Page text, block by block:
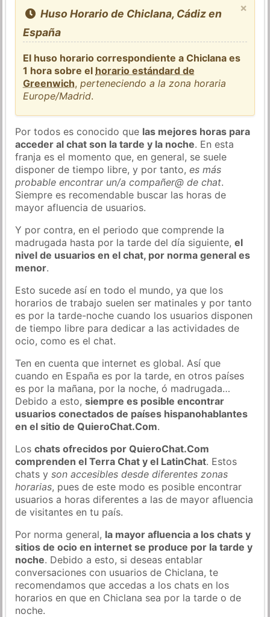
×
Huso Horario de Chiclana, Cádiz en
España
El huso horario correspondiente a Chiclana es
1 hora sobre el horario estándard de
Greenwich,perteneciendo a la zona horaria
Europe/Madrid.
Por todos es conocido que las mejores horas para
acceder al chat son la tarde y la noche. En esta
franja es el momento que, en general, se suele
disponer de tiempo libre, y por tanto,es más
probable encontrar un/a compañer@ de chat.
Siempre es recomendable buscar las horas de
mayor afluencia de usuarios.
Y por contra, en el periodo que comprende la
madrugada hasta por la tarde del día siguiente,el
nivel de usuarios en el chat, por norma general es
menor.
Esto sucede así en todo el mundo, ya que los
horarios de trabajo suelen ser matinales y por tanto
es por la tarde-noche cuando los usuarios disponen
de tiempo libre para dedicar a las actividades de
ocio, como es el chat.
Ten en cuenta que internet es global. Así que
cuando en España es por la tarde, en otros países
es por la mañana, por la noche, ó madrugada…
Debido a esto,siempre es posible encontrar
usuarios conectados de países hispanohablantes
en el sitio de QuieroChat.Com.
Loschats ofrecidos por QuieroChat.Com
comprenden el Terra Chat y el LatinChat. Estos
chats yson accesibles desde diferentes zonas
horarias, pues de este modo es posible encontrar
usuarios a horas diferentes a las de mayor afluencia
de visitantes en tu país.
Por norma general, la mayor afluencia a los chats y
sitios de ocio en internet se produce por la tarde y
noche. Debido a esto, si deseas entablar
conversaciones con usuarios de Chiclana, te
recomendamos que accedas a los chats en los
horarios en que en Chiclana sea por la tarde o de
noche.